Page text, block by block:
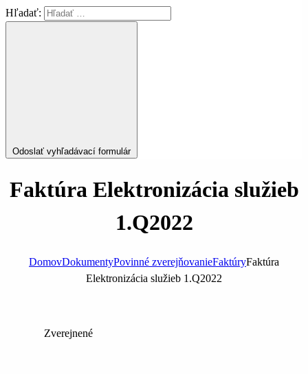
Hľadať:
Odoslať vyhľadávací formulár
Faktúra Elektronizácia služieb
1.Q2022
DomovDokumentyPovinné zverejňovanieFaktúryFaktúra
Elektronizácia služieb 1.Q2022
Zverejnené